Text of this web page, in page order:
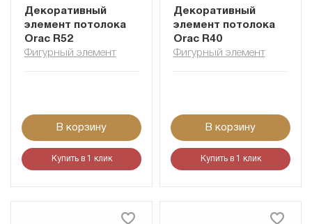
Декоративный
элемент потолока
Orac R52
Фигурный элемент
В корзину
Купить в 1 клик
Декоративный
элемент потолока
Orac R40
Фигурный элемент
В корзину
Купить в 1 клик